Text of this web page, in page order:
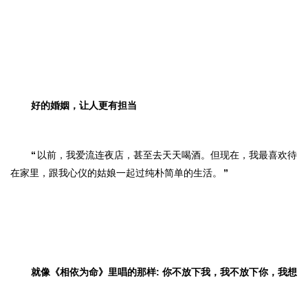
好的婚姻，让人更有担当
“ 以前，我爱流连夜店，甚至去天天喝酒。但现在，我最喜欢待
在家里，跟我心仪的姑娘一起过纯朴简单的生活。
”
就像《相依为命》里唱的那样: 你不放下我，我不放下你，我想